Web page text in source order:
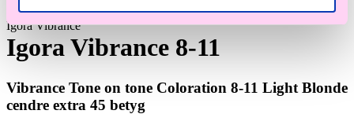
Igora Vibrance
Igora Vibrance 8-11
Vibrance Tone on tone Coloration 8-11 Light Blonde
cendre extra 45 betyg